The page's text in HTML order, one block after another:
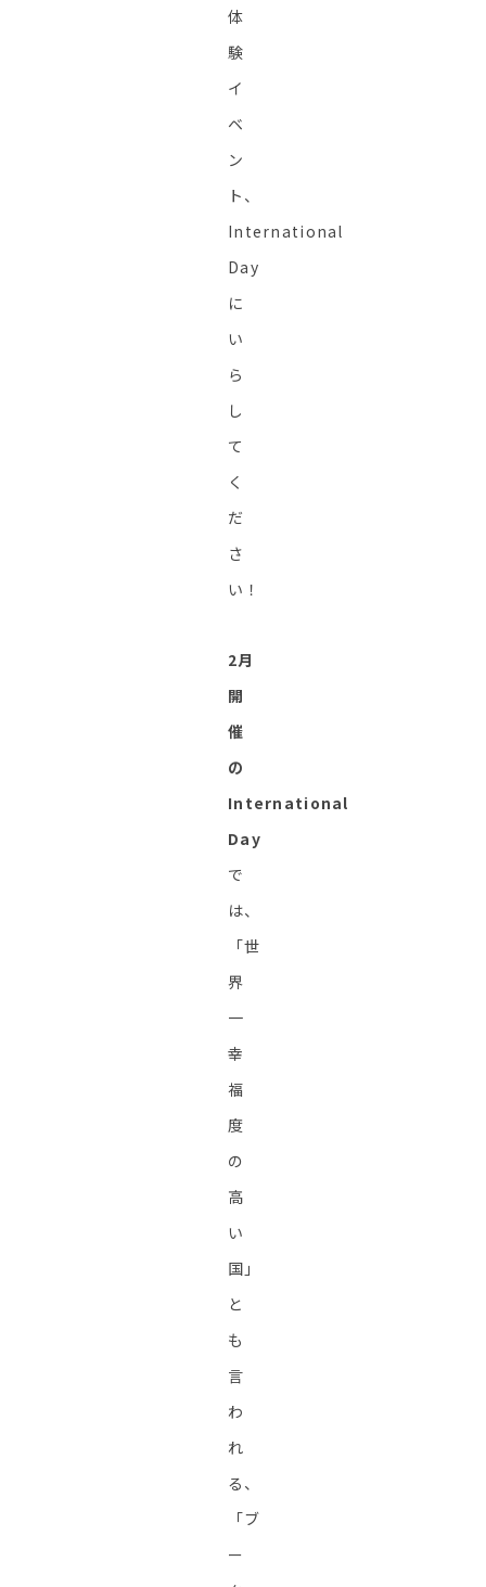
体
験
イ
ベ
ン
ト、
International
Day
に
い
ら
し
て
く
だ
さ
い！
2月
開
催
の
International
Day
で
は、
「世
界
一
幸
福
度
の
高
い
国」
と
も
言
わ
れ
る、
「ブ
ー